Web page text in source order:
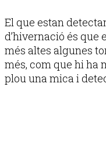
El que estan
d’hivernació és que
més altes algunes
més, com que hi ha
plou una mica i